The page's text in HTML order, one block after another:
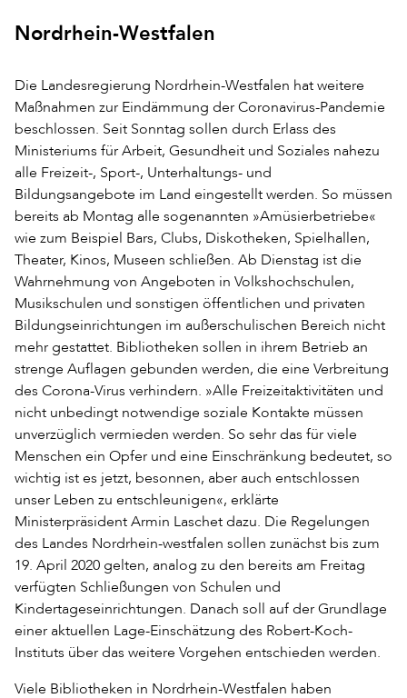
Nordrhein-Westfalen
Die Landesregierung Nordrhein-Westfalen hat weitere
Maßnahmen zur Eindämmung der Coronavirus-Pandemie
beschlossen. Seit Sonntag sollen durch Erlass des
Ministeriums für Arbeit, Gesundheit und Soziales nahezu
alle Freizeit-, Sport-, Unterhaltungs- und
Bildungsangebote im Land eingestellt werden. So müssen
bereits ab Montag alle sogenannten »Amüsierbetriebe«
wie zum Beispiel Bars, Clubs, Diskotheken, Spielhallen,
Theater, Kinos, Museen schließen. Ab Dienstag ist die
Wahrnehmung von Angeboten in Volkshochschulen,
Musikschulen und sonstigen öffentlichen und privaten
Bildungseinrichtungen im außerschulischen Bereich nicht
mehr gestattet. Bibliotheken sollen in ihrem Betrieb an
strenge Auflagen gebunden werden, die eine Verbreitung
des Corona-Virus verhindern. »Alle Freizeitaktivitäten und
nicht unbedingt notwendige soziale Kontakte müssen
unverzüglich vermieden werden. So sehr das für viele
Menschen ein Opfer und eine Einschränkung bedeutet, so
wichtig ist es jetzt, besonnen, aber auch entschlossen
unser Leben zu entschleunigen«, erklärte
Ministerpräsident Armin Laschet dazu. Die Regelungen
des Landes Nordrhein-westfalen sollen zunächst bis zum
19. April 2020 gelten, analog zu den bereits am Freitag
verfügten Schließungen von Schulen und
Kindertageseinrichtungen. Danach soll auf der Grundlage
einer aktuellen Lage-Einschätzung des Robert-Koch-
Instituts über das weitere Vorgehen entschieden werden.
Viele Bibliotheken in Nordrhein-Westfalen haben